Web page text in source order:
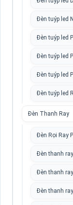
Đèn tuýp led
Đèn tuýp led
Đèn tuýp led
Đèn tuýp led
Đèn tuýp led
Đèn Thanh Ray
Đèn Rọi Ray
Đèn thanh
Đèn thanh
Đèn thanh